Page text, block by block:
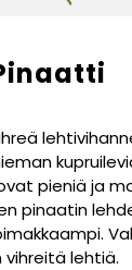
pieniä ja
pinaatin
lehtiä.